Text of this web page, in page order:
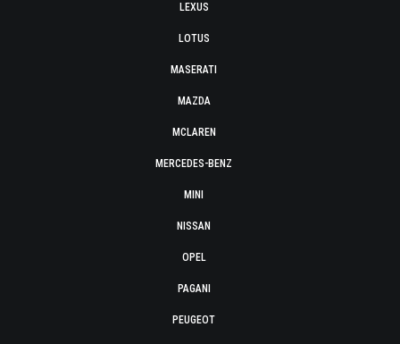
LEXUS
LOTUS
MASERATI
MAZDA
MCLAREN
MERCEDES-BENZ
MINI
NISSAN
OPEL
PAGANI
PEUGEOT